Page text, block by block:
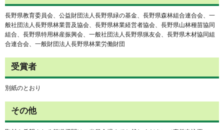
長野県教育委員会、公益財団法人長野県緑の基金、長野県森林組合連合会、一
般社団法人長野県林業普及協会、長野県林業経営者協会、長野県山林種苗協同
組合、長野県特用林産振興会、一般社団法人長野県猟友会、長野県木材協同組
合連合会、一般財団法人長野県林業労働財団
受賞者
別紙のとおり
その他